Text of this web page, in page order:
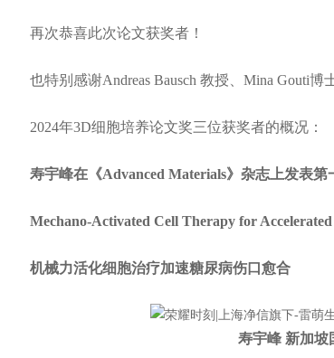
再次恭喜此次论文获奖者！
也特别感谢Andreas Bausch 教授、Mina Gouti博
2024年3D细胞培养论文奖三位获奖者的概况：
寿宇峰在《Advanced Materials》杂志上发表第
Mechano-Activated Cell Therapy for Accelerated
机械力活化细胞治疗加速糖尿病伤口愈合
寿宇峰 新加坡